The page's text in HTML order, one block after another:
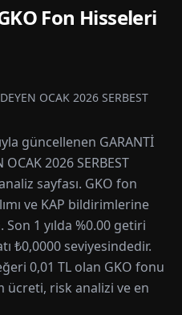
Fon Hisseleri
OCAK 2026 SERBEST
güncellenen GARANTİ
OCAK 2026 SERBEST
sayfası. GKO fon
ve KAP bildirimlerine
1 yılda %0.00 getiri
₺0,0000 seviyesindedir.
0,01 TL olan GKO fonu
ücreti, risk analizi ve en